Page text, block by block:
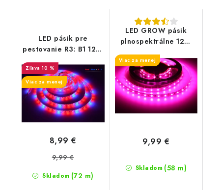
LED pásik pre
pestovanie R3: B1 12W
/m
10 %
Viac za menej
Skladom (72 m)
8,99 €
9,99 €
LED GROW pásik
plnospektrálne 12W
/m
Viac za menej
Skladom (58 m)
9,99 €